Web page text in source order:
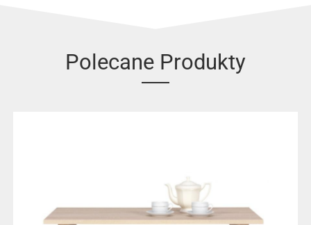
Polecane Produkty